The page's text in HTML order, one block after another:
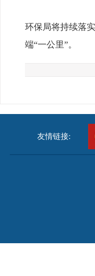
环保局将持续落
端“一公里”。
友情链接: